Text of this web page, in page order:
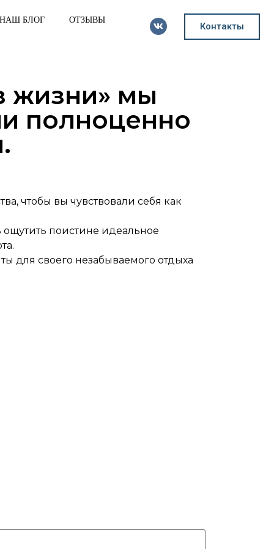
БЛОГ ОТЗЫВЫ
Контакты
жизни» мы
полноценно
чтобы вы чувствовали себя как
ощутить поистине идеальное
для своего незабываемого отдыха